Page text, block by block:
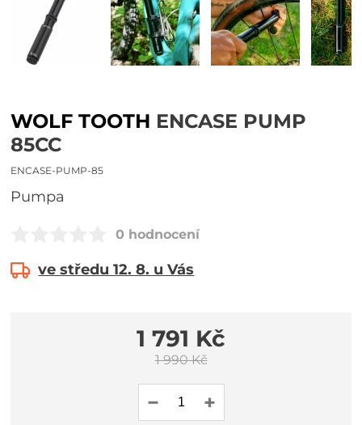
WOLF TOOTH ENCASE PUMP
85CC
ENCASE-PUMP-85
pumpa
0 hodnocení
ve středu 12. 8. u Vás
1 791 Kč
1 990 Kč